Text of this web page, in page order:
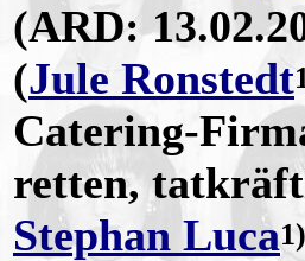
(ARD:
(Jule Ronstedt
Catering-
retten,
Stephan Luca1)